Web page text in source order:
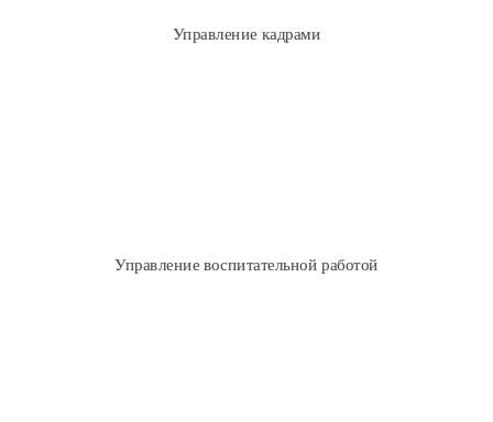
Управление кадрамидругими программами
Управление воспитательной работой